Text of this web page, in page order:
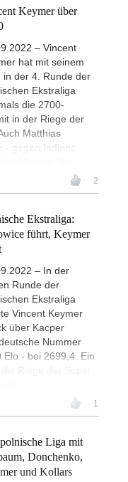
Keymer über
– Vincent
hat mit seinem
in der 4. Runde der
Ekstraliga
die 2700-
in der Riege der
Matthias
- gegen Indiens
2
Ekstraliga:
führt, Keymer
– In der
Runde der
Ekstraliga
Vincent Keymer
über Kacper
Nummer
- bei 2699,4. Ein
Riege der Super-
1
Liga mit
Donchenko,
und Kollars